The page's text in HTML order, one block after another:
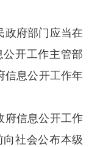
府部门应当在
开工作主管部
信息公开工作年
府信息公开工作
向社会公布本级